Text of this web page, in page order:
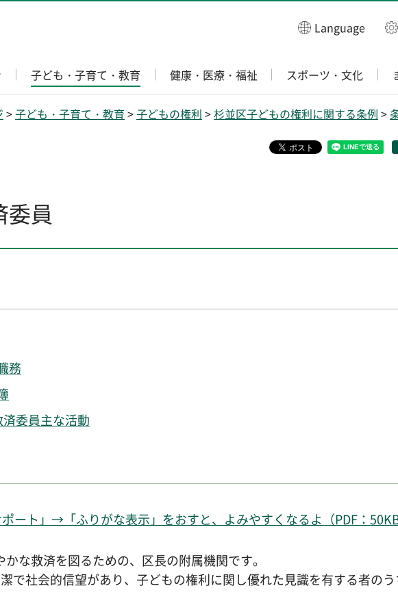
Language
子ども・子育て・教育 健康・医療・福祉 スポーツ・文化
>子ども・子育て・教育 >子どもの権利 >杉並区子どもの権利に関する条例 >
委員
務
委員主な活動
ート」→「ふりがな表示」をおすと、よみやすくなるよ（PDF：50KB
な救済を図るための、区長の附属機関です。
で社会的信望があり、子どもの権利に関し優れた見識を有する者のう